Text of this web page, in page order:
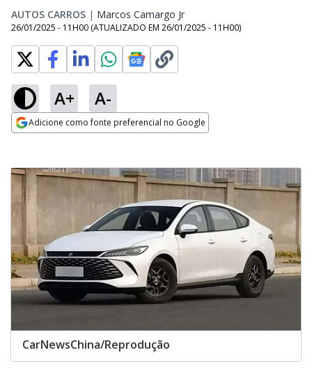
AUTOS CARROS | Marcos Camargo Jr
26/01/2025 - 11H00 (ATUALIZADO EM 26/01/2025 - 11H00)
A+ A-
Adicione como fonte preferencial no Google
CarNewsChina/Reprodução